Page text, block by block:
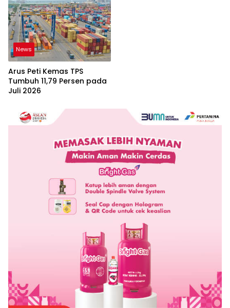
News
Arus Peti Kemas TPS
Tumbuh 11,79 Persen pada
Juli 2026